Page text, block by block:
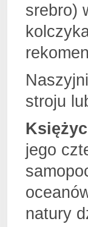
srebro)
stroju
Księżyc
jego
natury